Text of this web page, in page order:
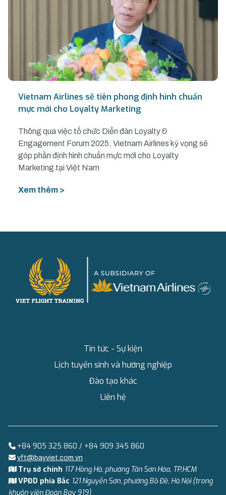
Vietnam Airlines sẽ tiên phong định hình chuẩn
mực mới cho Loyalty Marketing
Thông qua việc tổ chức Diễn đàn Loyalty &
Engagement Forum 2025, Vietnam Airlines kỳ vọng sẽ
góp phần định hình chuẩn mực mới cho Loyalty
Marketing tại Việt Nam
Xem thêm >
Tin tức - Sự kiện
Lịch tuyển sinh và hướng nghiệp
Đào tạo khác
Liên hệ
+84 905 325 860 / +84 909 345 860
vft@bayviet.com.vn
Trụ sở chính 117 Hồng Hà, phường Tân Sơn Hòa, TP.HCM
VPĐD phía Bắc 121 Nguyễn Sơn, phường Bồ Đề, Hà Nội (trong
khuôn viên Đoàn Bay 919)